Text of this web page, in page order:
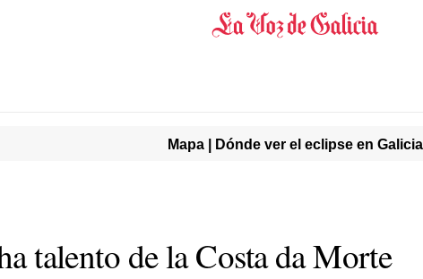
Mapa | Dónde ver el eclipse en Galicia
talento de la Costa da Morte